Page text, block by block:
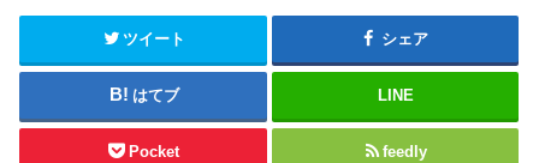
ツイート シェア
はてブ LINE
Pocket feedly